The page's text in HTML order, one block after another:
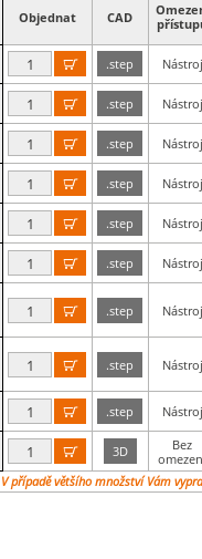
Objednat CAD
 .step Nástroj
 .step Nástroj
 .step Nástroj
 .step Nástroj
 .step Nástroj
 .step Nástroj
 .step Nástroj
 .step Nástroj
 .step Nástroj
 3D
Bez
případě většího množství Vám